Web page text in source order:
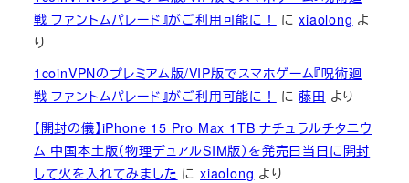
戦 ファントムパレード』がご利用可能に！
にxiaolong よ
り
1coinVPNのプレミアム版/VIP版でスマホゲーム『呪術廻
戦 ファントムパレード』がご利用可能に！
に藤田 より
【開封の儀】iPhone 15 Pro Max 1TB ナチュラルチタニウ
ム 中国本土版（物理デュアルSIM版）を発売日当日に開封
して火を入れてみました にxiaolong より